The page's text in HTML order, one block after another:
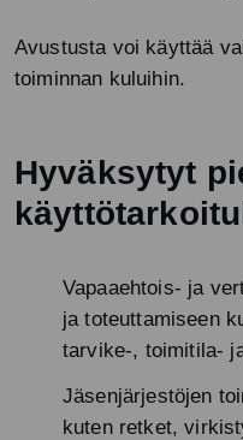
Avustusta voi käyttää
toiminnan kuluihin.
Hyväksytyt
Vapaaehtois- ja
ja toteuttamiseen
tarvike-, toimitila-
Jäsenjärjestöjen
kuten retket,